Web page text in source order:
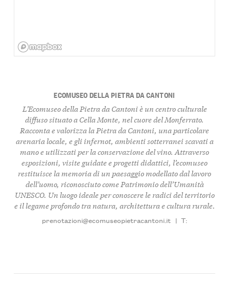
ECOMUSEO DELLA PIETRA DA CANTONI
L’Ecomuseo della Pietra da Cantoni è un centro culturale
diffuso situato a Cella Monte, nel cuore del Monferrato.
Racconta e valorizza la Pietra da Cantoni, una particolare
arenaria locale, e gli infernot, ambienti sotterranei scavati a
mano e utilizzati per la conservazione del vino. Attraverso
esposizioni, visite guidate e progetti didattici, l’ecomuseo
restituisce la memoria di un paesaggio modellato dal lavoro
dell’uomo, riconosciuto come Patrimonio dell’Umanità
UNESCO. Un luogo ideale per conoscere le radici del territorio
e il legame profondo tra natura, architettura e cultura rurale.
prenotazioni@ecomuseopietracantoni.it | T: